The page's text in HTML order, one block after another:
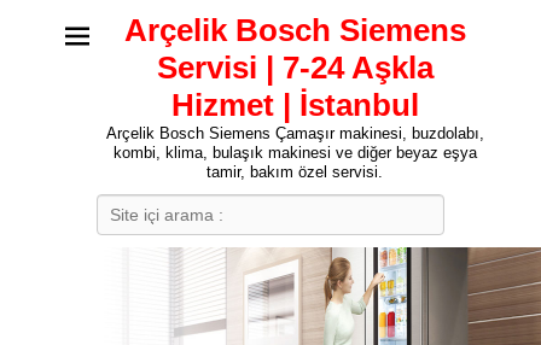
Arçelik Bosch Siemens
Servisi | 7-24 Aşkla
Hizmet | İstanbul
Arçelik Bosch Siemens Çamaşır makinesi, buzdolabı,
kombi, klima, bulaşık makinesi ve diğer beyaz eşya
tamir, bakım özel servisi.